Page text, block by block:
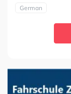
German